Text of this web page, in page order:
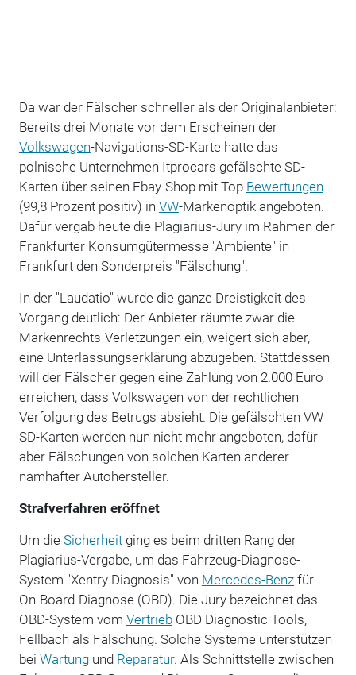
Da war der Fälscher schneller als der Originalanbieter:
Bereits drei Monate vor dem Erscheinen der
Volkswagen-Navigations-SD-Karte hatte das
polnische Unternehmen Itprocars gefälschte SD-
Karten über seinen Ebay-Shop mit Top Bewertungen
(99,8 Prozent positiv) in VW-Markenoptik angeboten.
Dafür vergab heute die Plagiarius-Jury im Rahmen der
Frankfurter Konsumgütermesse "Ambiente" in
Frankfurt den Sonderpreis "Fälschung".
In der "Laudatio" wurde die ganze Dreistigkeit des
Vorgang deutlich: Der Anbieter räumte zwar die
Markenrechts-Verletzungen ein, weigert sich aber,
eine Unterlassungserklärung abzugeben. Stattdessen
will der Fälscher gegen eine Zahlung von 2.000 Euro
erreichen, dass Volkswagen von der rechtlichen
Verfolgung des Betrugs absieht. Die gefälschten VW
SD-Karten werden nun nicht mehr angeboten, dafür
aber Fälschungen von solchen Karten anderer
namhafter Autohersteller.
Strafverfahren eröffnet
Um die Sicherheitging es beim dritten Rang der
Plagiarius-Vergabe, um das Fahrzeug-Diagnose-
System "Xentry Diagnosis" von Mercedes-Benzfür
On-Board-Diagnose (OBD). Die Jury bezeichnet das
OBD-System vom VertriebOBD Diagnostic Tools,
Fellbach als Fälschung. Solche Systeme unterstützen
bei Wartungund Reparatur. Als Schnittstelle zwischen